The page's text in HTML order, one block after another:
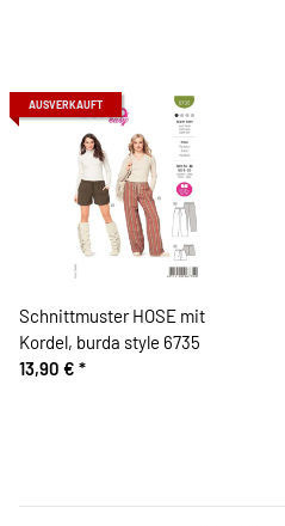
AUSVERKAUFT
Schnittmuster HOSE mit
Kordel, burda style 6735
13,90 € *